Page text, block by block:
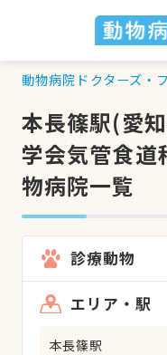
動物病院ドクターズ・
本長篠駅(愛
学会気管食道
物病院一覧
診療動物
エリア・駅
本長篠駅